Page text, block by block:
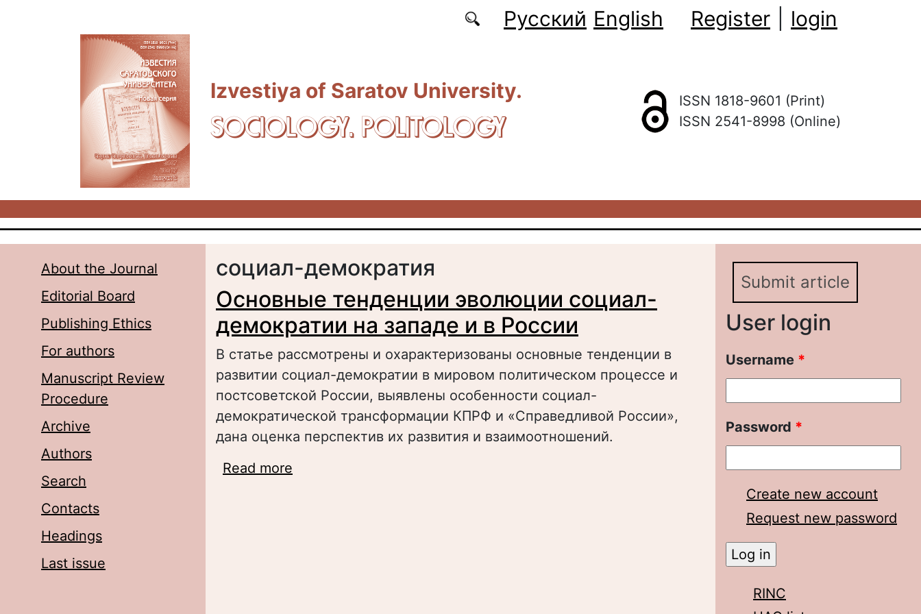
Русский English Register login
Izvestiya of Saratov University.
SOCIOLOGY. POLITOLOGY
ISSN 1818-9601 (Print)
ISSN 2541-8998 (Online)
About the Journal
Editorial Board
Publishing Ethics
For authors
Manuscript Review
Procedure
Archive
Authors
Search
Contacts
Headings
Last issue
социал-демократия
Основные тенденции эволюции социал-
демократии на западе и в России
В статье рассмотрены и охарактеризованы основные тенденции в
развитии социал-демократии в мировом политическом процессе и
постсоветской России, выявлены особенности социал-
демократической трансформации КПРФ и «Справедливой России»,
дана оценка перспектив их развития и взаимоотношений.
Read more
Submit article
User login
Username *
Password *
Create new account
Request new password
RINC